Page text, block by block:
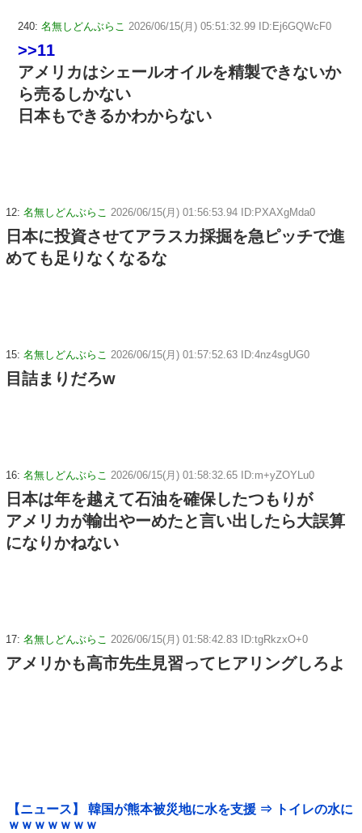
240: 名無しどんぶらこ 2026/06/15(月) 05:51:32.99 ID:Ej6GQWcF0
>>11
アメリカはシェールオイルを精製できないか
ら売るしかない
日本もできるかわからない
12: 名無しどんぶらこ 2026/06/15(月) 01:56:53.94 ID:PXAXgMda0
日本に投資させてアラスカ採掘を急ピッチで進
めても足りなくなるな
15: 名無しどんぶらこ 2026/06/15(月) 01:57:52.63 ID:4nz4sgUG0
目詰まりだろw
16: 名無しどんぶらこ 2026/06/15(月) 01:58:32.65 ID:m+yZOYLu0
日本は年を越えて石油を確保したつもりが
アメリカが輸出やーめたと言い出したら大誤算
になりかねない
17: 名無しどんぶらこ 2026/06/15(月) 01:58:42.83 ID:tgRkzxO+0
アメリかも高市先生見習ってヒアリングしろよ
【ニュース】 韓国が熊本被災地に水を支援 ⇒ トイレの水に
ｗｗｗｗｗｗｗ